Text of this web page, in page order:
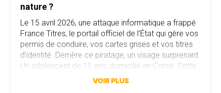
nature ?
Le 15 avril 2026, une attaque informatique a frappé
France Titres, le portail officiel de l’État qui gère vos
permis de conduire, vos cartes grises et vos titres
d’identité. Derrière ce piratage, un visage surprenant.
Un adolescent de 15 ans, domicilié en Corse. Cette
attaque a compromis plus de 11,7 millions comptes
VOIR PLUS